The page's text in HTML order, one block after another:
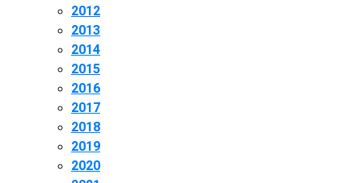
2012
2013
2014
2015
2016
2017
2018
2019
2020